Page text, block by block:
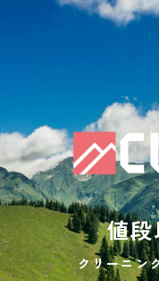
値
クリーニン